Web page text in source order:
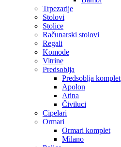
Trpezarije
Stolovi
Stolice
Računarski stolovi
Regali
Komode
Vitrine
Predsoblja
Predsoblja komplet
Apolon
Atina
Čiviluci
Cipelari
Ormari
Ormari komplet
Milano